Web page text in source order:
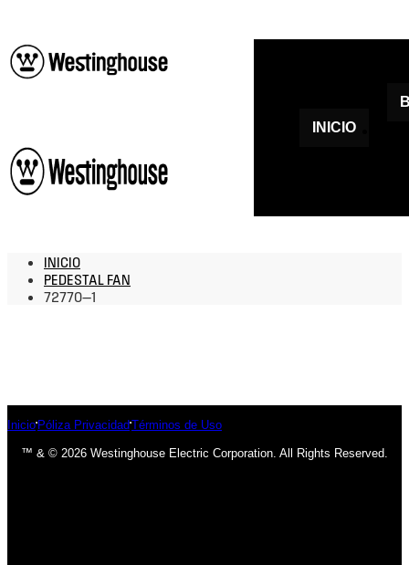
INICIO
INICIO
PEDESTAL FAN
72770—1
Inicio Póliza Privacidad Términos de Uso
™ & © 2026 Westinghouse Electric Corporation. All Rights Reserved.